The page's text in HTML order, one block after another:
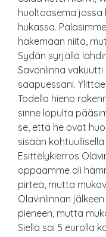
huoltoasema jossa
hukassa.
hakemaan niitä,
Sydän syrjällä
Savonlinna
saapuessani.
Todella hieno
sinne lopulta
se, että he ovat
sisään
Esittelykierros
oppaamme oli
pirteä, mutta
Olavinlinnan
pieneen, mutta
Siellä sai 5 eurolla